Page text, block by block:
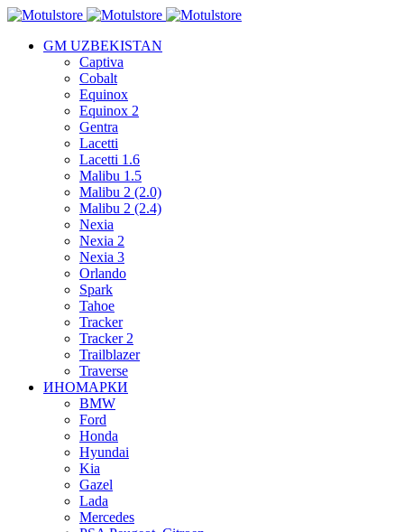
GM UZBEKISTAN
Captiva
Cobalt
Equinox
Equinox 2
Gentra
Lacetti
Lacetti 1.6
Malibu 1.5
Malibu 2 (2.0)
Malibu 2 (2.4)
Nexia
Nexia 2
Nexia 3
Orlando
Spark
Tahoe
Tracker
Tracker 2
Trailblazer
Traverse
ИНОМАРКИ
BMW
Ford
Honda
Hyundai
Kia
Gazel
Lada
Mercedes